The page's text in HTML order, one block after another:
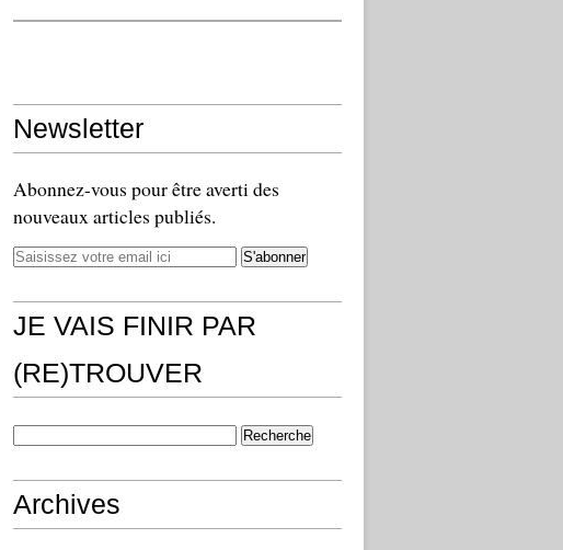
Newsletter
Abonnez-vous pour être averti des
nouveaux articles publiés.
JE VAIS FINIR PAR
(RE)TROUVER
Archives